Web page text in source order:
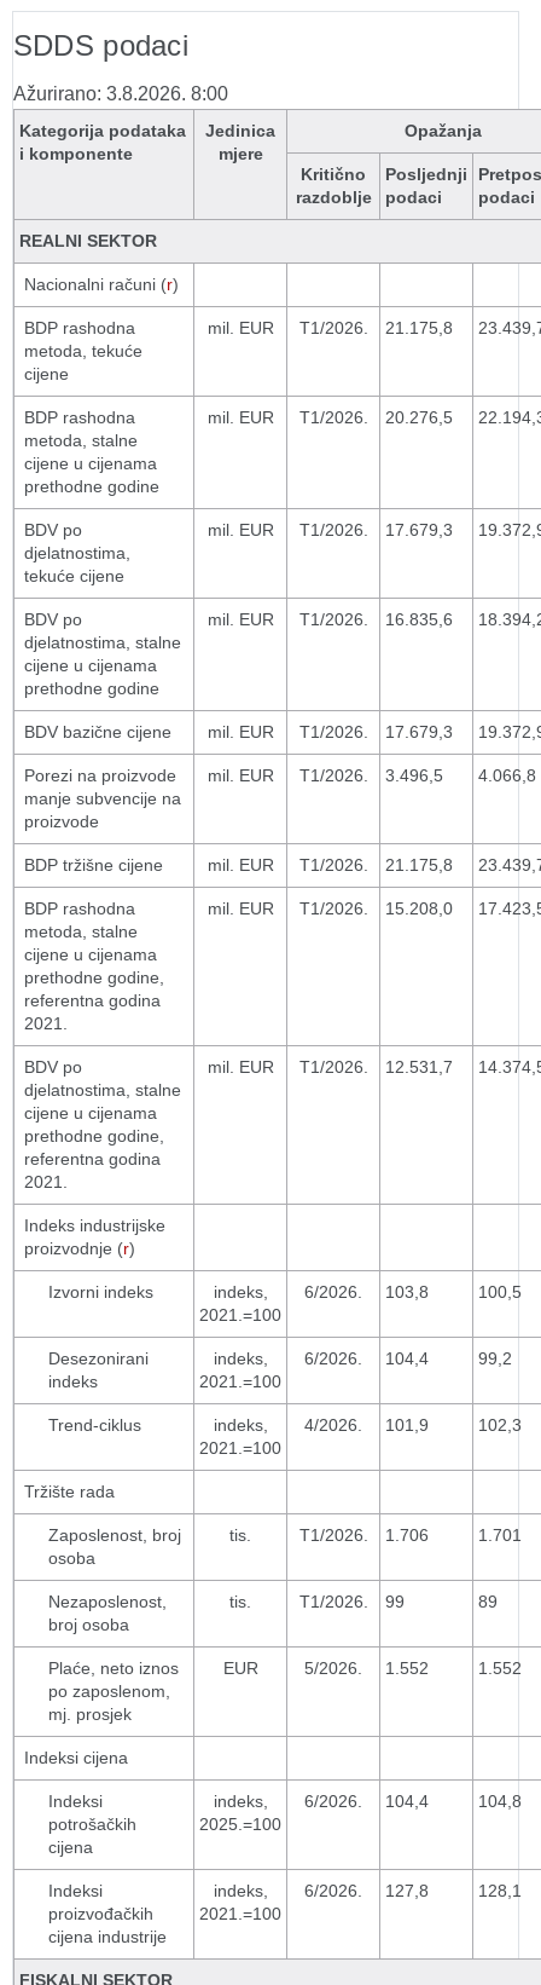
SDDS podaci
Ažurirano: 3.8.2026. 8:00
Kategorija podataka
i komponente
Jedinica
mjere
Opažanja
Kritično
razdoblje
Posljednji
podaci
podaci
REALNI SEKTOR
Nacionalni računi (r)
BDP rashodna
metoda, tekuće
cijene
mil. EUR T1/2026. 21.175,8
BDP rashodna
metoda, stalne
cijene u cijenama
prethodne godine
mil. EUR T1/2026. 20.276,5
BDV po
djelatnostima,
tekuće cijene
mil. EUR T1/2026. 17.679,3
BDV po
djelatnostima, stalne
cijene u cijenama
prethodne godine
mil. EUR T1/2026. 16.835,6
BDV bazične cijene mil. EUR T1/2026. 17.679,3
Porezi na proizvode
manje subvencije na
proizvode
mil. EUR T1/2026. 3.496,5 4.066,8
BDP tržišne cijene mil. EUR T1/2026. 21.175,8
BDP rashodna
metoda, stalne
cijene u cijenama
prethodne godine,
referentna godina
2021.
mil. EUR T1/2026. 15.208,0
BDV po
djelatnostima, stalne
cijene u cijenama
prethodne godine,
referentna godina
2021.
mil. EUR T1/2026. 12.531,7
Indeks industrijske
proizvodnje (r)
Izvorni indeks
indeks,
2021.=100
6/2026. 103,8 100,5
Desezonirani
indeks
indeks,
2021.=100
6/2026. 104,4 99,2
Trend-ciklus
indeks,
2021.=100
4/2026. 101,9 102,3
Tržište rada
Zaposlenost, broj
osoba
tis. T1/2026. 1.706 1.701
Nezaposlenost,
broj osoba
tis. T1/2026. 99 89
Plaće, neto iznos
po zaposlenom,
mj. prosjek
EUR 5/2026. 1.552 1.552
Indeksi cijena
Indeksi
potrošačkih
cijena
indeks,
2025.=100
6/2026. 104,4 104,8
Indeksi
proizvođačkih
cijena industrije
indeks,
2021.=100
6/2026. 127,8 128,1
FISKALNI SEKTOR